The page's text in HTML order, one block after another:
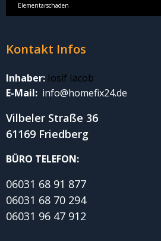
Elementarschaden
Kontakt Infos
Inhaber: Iosif Iacob
E-Mail: info@homefix24.de
Vilbeler Straße 36
61169 Friedberg
BÜRO TELEFON:
06031 68 91 877
06031 68 70 294
06031 96 47 912